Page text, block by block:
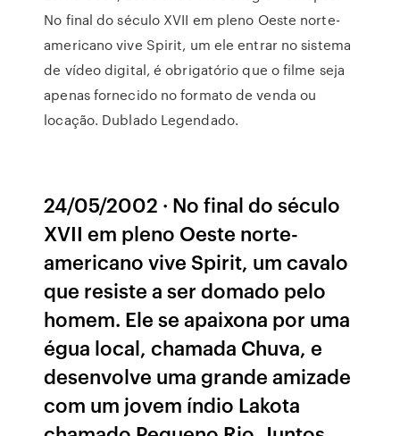
No final do século XVII em pleno Oeste norte-
americano vive Spirit, um ele entrar no sistema
de vídeo digital, é obrigatório que o filme seja
apenas fornecido no formato de venda ou
locação. Dublado Legendado.
24/05/2002 · No final do século
XVII em pleno Oeste norte-
americano vive Spirit, um cavalo
que resiste a ser domado pelo
homem. Ele se apaixona por uma
égua local, chamada Chuva, e
desenvolve uma grande amizade
com um jovem índio Lakota